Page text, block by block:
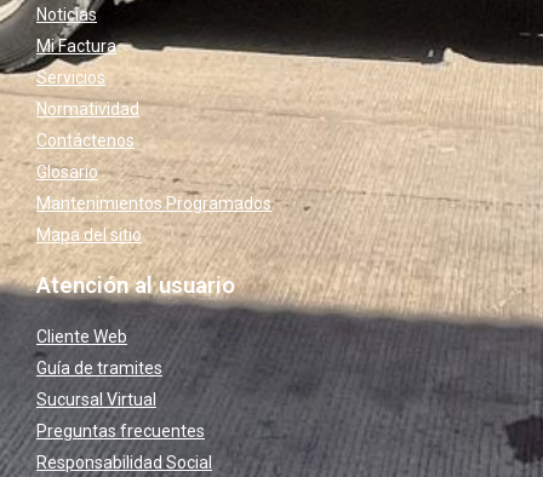
Noticias
Mi Factura
Servicios
Normatividad
Contáctenos
Glosario
Mantenimientos Programados
Mapa del sitio
Atención al usuario
Cliente Web
Guía de tramites
Sucursal Virtual
Preguntas frecuentes
Responsabilidad Social